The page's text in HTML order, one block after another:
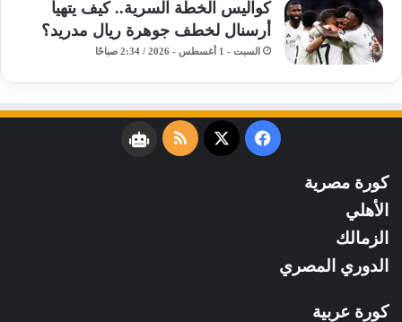
كواليس الخطة السرية.. كيف يتهيأ
أرسنال لخطف جوهرة ريال مدريد؟
السبت - 1 أغسطس - 2026 / 2:34 صباحًا
فيسبوك
‫X
ملخصنبض
كورة مصرية
الأهلي
الزمالك
الدوري المصري
كورة عربية